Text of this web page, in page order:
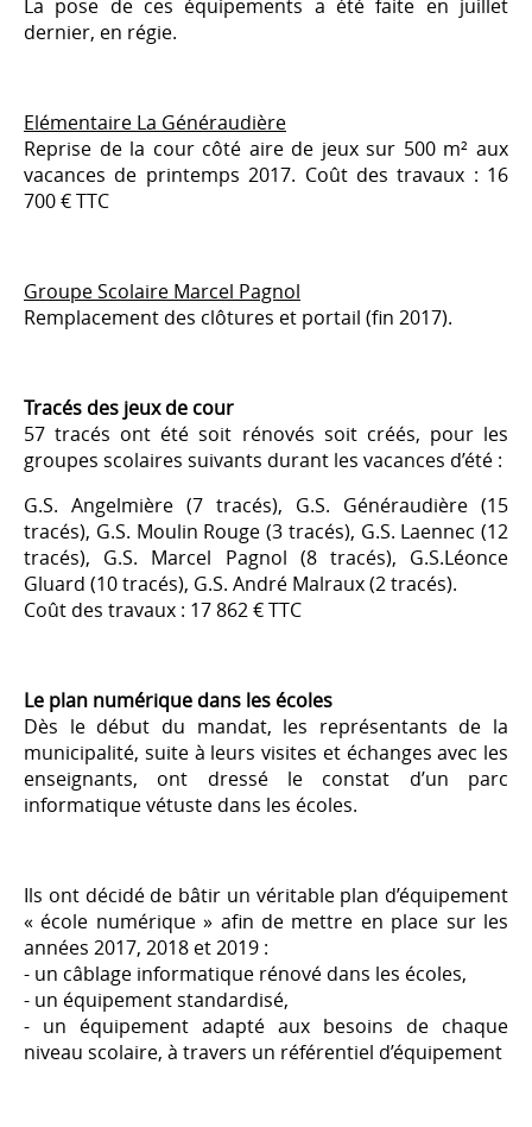
La pose de ces équipements a été faite en juillet
dernier, en régie.
Elémentaire La Généraudière
Reprise de la cour côté aire de jeux sur 500 m² aux
vacances de printemps 2017. Coût des travaux : 16
700 € TTC
Groupe Scolaire Marcel Pagnol
Remplacement des clôtures et portail (fin 2017).
Tracés des jeux de cour
57 tracés ont été soit rénovés soit créés, pour les
groupes scolaires suivants durant les vacances d’été :
G.S. Angelmière (7 tracés), G.S. Généraudière (15
tracés), G.S. Moulin Rouge (3 tracés), G.S. Laennec (12
tracés), G.S. Marcel Pagnol (8 tracés), G.S.Léonce
Gluard (10 tracés), G.S. André Malraux (2 tracés).
Coût des travaux : 17 862 € TTC
Le plan numérique dans les écoles
Dès le début du mandat, les représentants de la
municipalité, suite à leurs visites et échanges avec les
enseignants, ont dressé le constat d’un parc
informatique vétuste dans les écoles.
Ils ont décidé de bâtir un véritable plan d’équipement
« école numérique » afin de mettre en place sur les
années 2017, 2018 et 2019 :
- un câblage informatique rénové dans les écoles,
- un équipement standardisé,
- un équipement adapté aux besoins de chaque
niveau scolaire, à travers un référentiel d’équipement